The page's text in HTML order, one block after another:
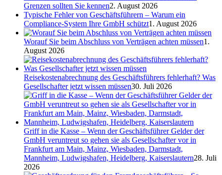
Grenzen sollten Sie kennen2. August 2026
Typische Fehler von Geschäftsführern – Warum ein
Compliance-System Ihre GmbH schützt1. August 2026
Worauf Sie beim Abschluss von Verträgen achten müssen1.
August 2026
Reisekostenabrechnung des Geschäftsführers fehlerhaft? Was
Gesellschafter jetzt wissen müssen30. Juli 2026
Griff in die Kasse – Wenn der Geschäftsführer Gelder der
GmbH veruntreut so gehen sie als Gesellschafter vor in
Frankfurt am Main, Mainz, Wiesbaden, Darmstadt,
Mannheim, Ludwigshafen, Heidelberg, Kaiserslautern28. Juli
2026